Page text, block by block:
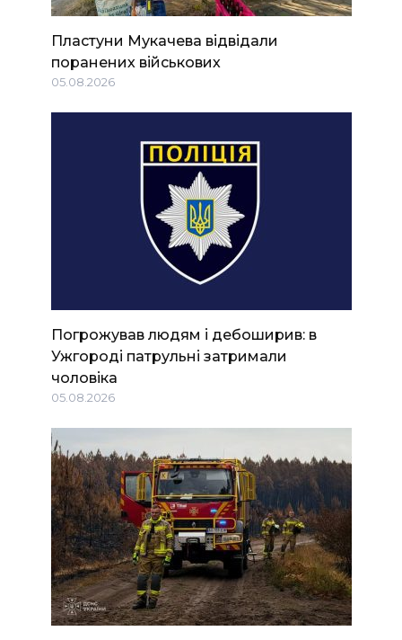
Пластуни Мукачева відвідали
поранених військових
05.08.2026
Погрожував людям і дебоширив: в
Ужгороді патрульні затримали
чоловіка
05.08.2026